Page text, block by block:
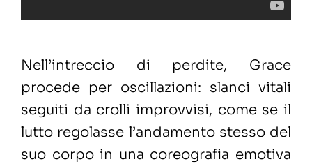
Nell’intreccio di perdite, Grace
procede per oscillazioni: slanci vitali
seguiti da crolli improvvisi, come se il
lutto regolasse l’andamento stesso del
suo corpo in una coreografia emotiva